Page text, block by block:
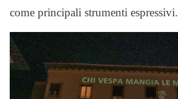
come principali strumenti espressivi.